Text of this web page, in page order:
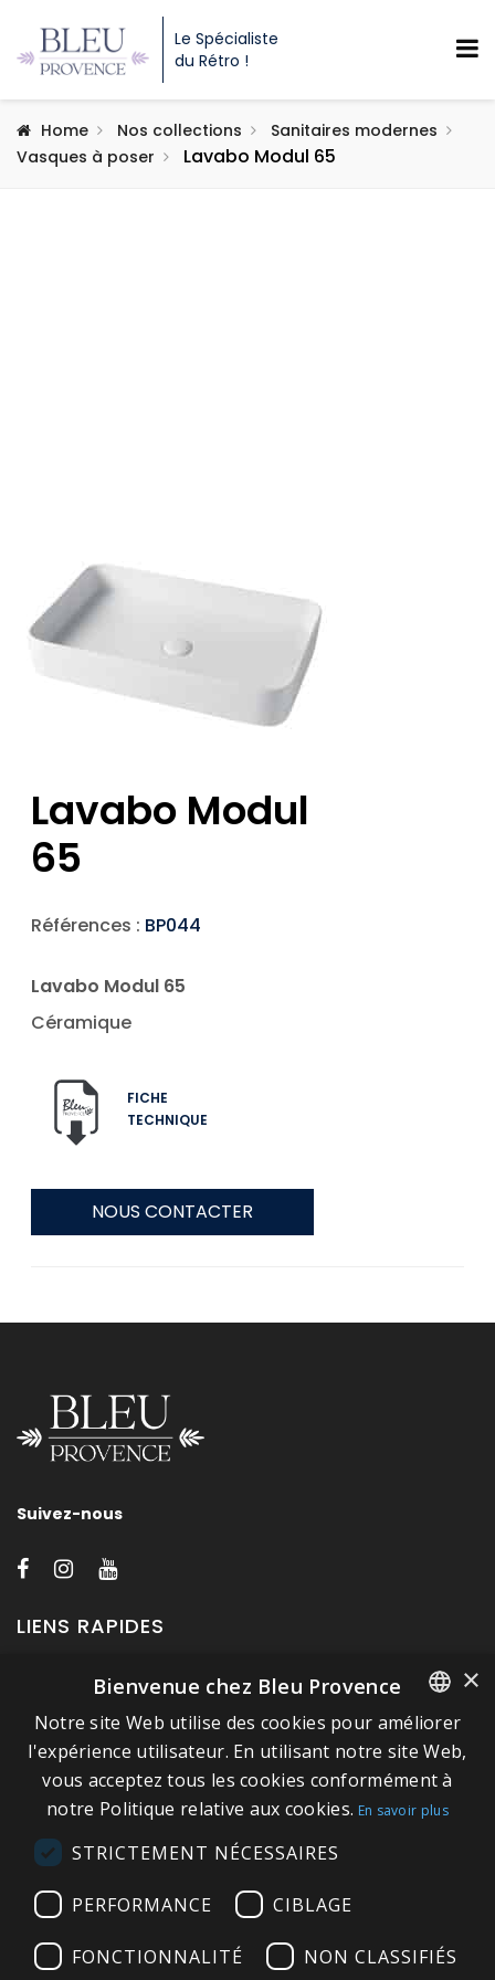
Le Spécialiste
du Rétro !
Home Nos collections
Sanitaires modernes
Vasques à poser
Lavabo Modul 65
Lavabo Modul
65
Références : BP044
Lavabo Modul 65
Céramique
FICHE
TECHNIQUE
NOUS CONTACTER
Suivez-nous
LIENS RAPIDES
A propos de Bleu Provence
Mentions légales
Conditions de vente
Nous contacter
Visitez notre Showroom
FRENCH
ITALIAN
GERMAN
×
Bienvenue chez Bleu Provence
Notre site Web utilise des cookies pour améliorer
l'expérience utilisateur. En utilisant notre site Web,
vous acceptez tous les cookies conformément à
notre Politique relative aux cookies. En savoir plus
STRICTEMENT NÉCESSAIRES
PERFORMANCE CIBLAGE
FONCTIONNALITÉ NON CLASSIFIÉS